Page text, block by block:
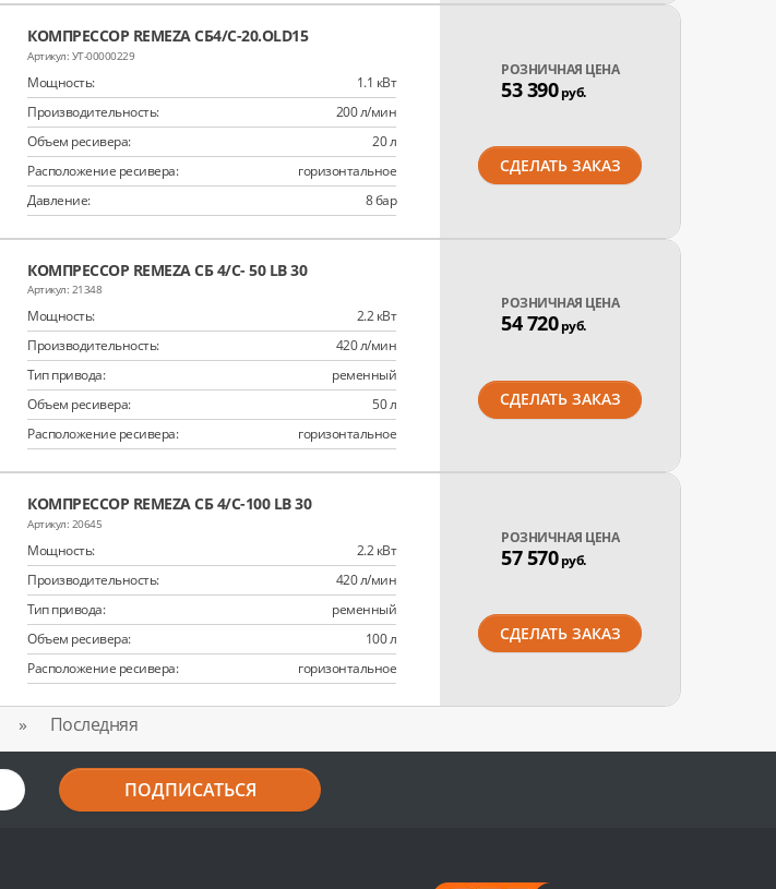
КОМПРЕССОР REMEZA СБ4/С-20.OLD15
УТ-00000229
Мощность:
1.1 кВт
Производительность:
200 л/мин
Объем ресивера:
20 л
Расположение ресивера:
горизонтальное
Давление:
8 бар
РОЗНИЧНАЯ ЦЕНА
53 390руб.
СДЕЛАТЬ ЗАКАЗ
КОМПРЕССОР REMEZA СБ 4/С- 50 LB 30
21348
Мощность:
2.2 кВт
Производительность:
420 л/мин
Тип привода:
ременный
Объем ресивера:
50 л
Расположение ресивера:
горизонтальное
РОЗНИЧНАЯ ЦЕНА
54 720руб.
СДЕЛАТЬ ЗАКАЗ
КОМПРЕССОР REMEZA СБ 4/С-100 LB 30
20645
Мощность:
2.2 кВт
Производительность:
420 л/мин
Тип привода:
ременный
Объем ресивера:
100 л
Расположение ресивера:
горизонтальное
РОЗНИЧНАЯ ЦЕНА
57 570руб.
СДЕЛАТЬ ЗАКАЗ
» Последняя
ПОДПИСАТЬСЯ